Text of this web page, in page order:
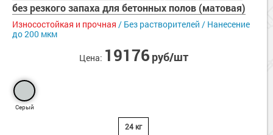
без резкого запаха для бетонных полов (матовая)
Износостойкая и прочная / Без растворителей / Нанесение
до 200 мкм
Цена: 19176 руб/шт
Серый
24 кг